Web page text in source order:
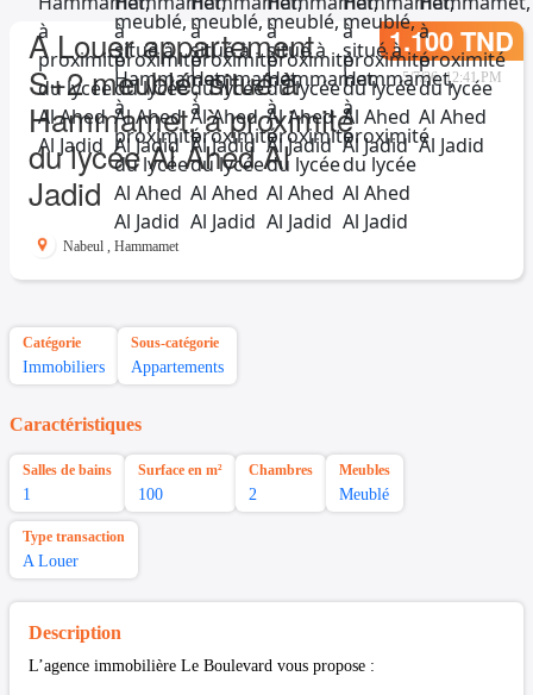
A Louer appartement
S+2 meublé, situé à
Hammamet, à proximité
du lycée Al Ahed Al
Jadid
1.100 TND
5/7/26, 12:41 PM
Nabeul , Hammamet
Catégorie
Immobiliers
Sous-catégorie
Appartements
Caractéristiques
Salles de bains
1
Surface en m²
100
Chambres
2
Meubles
Meublé
Type transaction
A Louer
Description
L’agence immobilière Le Boulevard vous propose :